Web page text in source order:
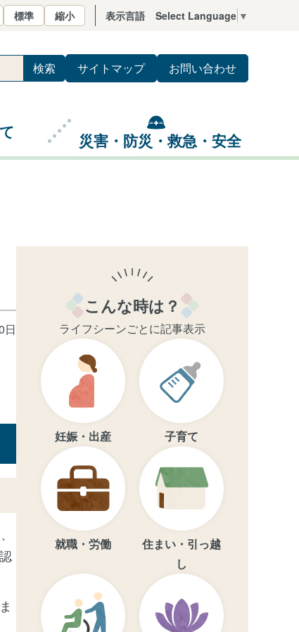
サイトマップ お問い合わせ
災害・防災・救急・安全
標準 縮小 表示言語 Select Language ▼
日
こんな時は？
ライフシーンごとに記事表示
妊娠・出産 子育て
就職・労働
住まい・引っ越
し